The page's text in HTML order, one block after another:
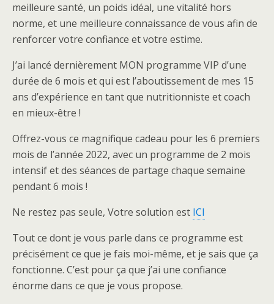
meilleure santé, un poids idéal, une vitalité hors
norme, et une meilleure connaissance de vous afin de
renforcer votre confiance et votre estime.
J’ai lancé dernièrement MON programme VIP d’une
durée de 6 mois et qui est l’aboutissement de mes 15
ans d’expérience en tant que nutritionniste et coach
en mieux-être !
Offrez-vous ce magnifique cadeau pour les 6 premiers
mois de l’année 2022, avec un programme de 2 mois
intensif et des séances de partage chaque semaine
pendant 6 mois !
Ne restez pas seule, Votre solution est ICI
Tout ce dont je vous parle dans ce programme est
précisément ce que je fais moi-même, et je sais que ça
fonctionne. C’est pour ça que j’ai une confiance
énorme dans ce que je vous propose.